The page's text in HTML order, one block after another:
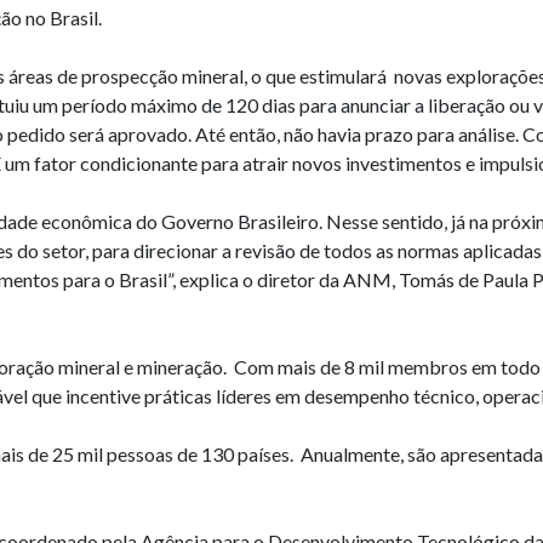
no Brasil.
de prospecção mineral, o que estimulará novas
um período máximo de 120 dias para anunciar a liberação ou
será aprovado. Até então, não havia prazo para análise.
fator condicionante para atrair novos investimentos e
econômica do Governo Brasileiro. Nesse sentido, já na
do setor, para direcionar a revisão de todos as normas
para o Brasil”, explica o diretor da ANM, Tomás de Paula
mineral e mineração. Com mais de 8 mil membros em
que incentive práticas líderes em desempenho técnico,
de 25 mil pessoas de 130 países. Anualmente, são